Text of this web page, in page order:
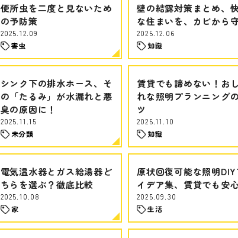
便所虫を二度と見ないため
の予防策
2025.12.09
害虫
壁の結露対策まとめ、
な住まいを、カビから
2025.12.06
知識
シンク下の排水ホース、そ
の「たるみ」が水漏れと悪
臭の原因に！
2025.11.15
未分類
賃貸でも諦めない！お
れな照明プランニング
ツ
2025.11.10
知識
電気温水器とガス給湯器ど
ちらを選ぶ？徹底比較
2025.10.08
家
原状回復可能な照明DIY
イデア集、賃貸でも安心
2025.09.30
生活